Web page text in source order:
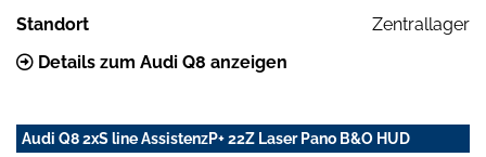
Standort
Zentrallager
Details zum Audi Q8 anzeigen
Audi Q8 2xS line AssistenzP+ 22Z Laser Pano B&O HUD